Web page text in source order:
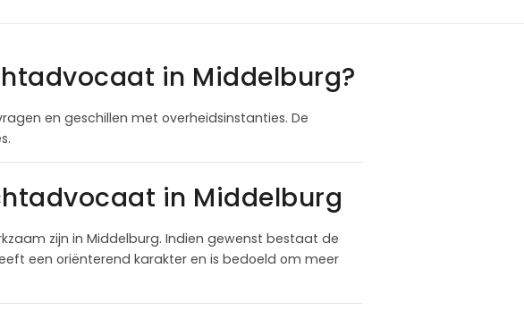
in Middelburg?
en geschillen met overheidsinstanties. De
in Middelburg
zijn in Middelburg. Indien gewenst bestaat de
een oriënterend karakter en is bedoeld om meer